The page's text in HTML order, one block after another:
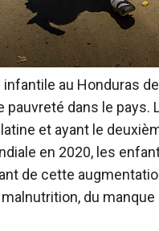
infantile au Honduras
pauvreté dans le pays.
latine et ayant le
en 2020, les
de cette
du